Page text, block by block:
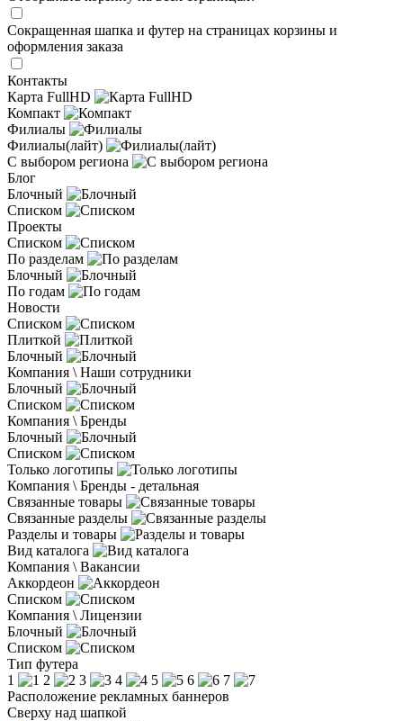
Сокращенная шапка и футер на страницах корзины и
оформления заказа
Контакты
Карта FullHD
Компакт
Филиалы
Филиалы(лайт)
С выбором региона
Блог
Блочный
Списком
Проекты
Списком
По разделам
Блочный
По годам
Новости
Списком
Плиткой
Блочный
Компания \ Наши сотрудники
Блочный
Списком
Компания \ Бренды
Блочный
Списком
Только логотипы
Компания \ Бренды - детальная
Связанные товары
Связанные разделы
Разделы и товары
Вид каталога
Компания \ Вакансии
Аккордеон
Списком
Компания \ Лицензии
Блочный
Списком
Тип футера
1
2 3 4 5 6
7
Расположение рекламных баннеров
Сверху над шапкой